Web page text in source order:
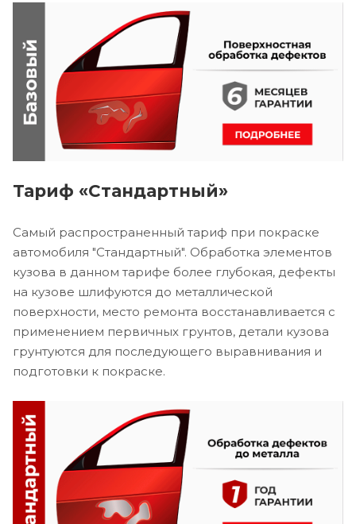
Тариф «Стандартный»
Самый распространенный тариф при покраске
автомобиля "Стандартный". Обработка элементов
кузова в данном тарифе более глубокая, дефекты
на кузове шлифуются до металлической
поверхности, место ремонта восстанавливается с
применением первичных грунтов, детали кузова
грунтуются для последующего выравнивания и
подготовки к покраске.